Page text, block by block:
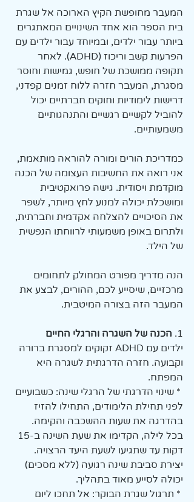
המעבר מחופשת הקיץ הארוכה אל שגרת
בית הספר הוא אחד השינויים המאתגרים
ביותר עבור ילדים, ובמיוחד עבור ילדים עם
הפרעות קשב וריכוז (ADHD). לאחר
תקופה ממושכת של חופש, גמישות וחוסר
מסגרת, המעבר חזרה ללוח זמנים קפדני,
דרישות לימודיות וחוקים חברתיים יכול
להוביל לקשיים רגשיים והתנהגותיים
משמעותיים.
כמדריכת הורים ומורה להוראה מותאמת,
אני רואה את החשיבות העצומה של הכנה
מוקדמת ויסודית. גישה פרואקטיבית
ומושכלת יכולה למנוע לחץ מיותר, לשפר
את הסיכויים להצלחה אקדמית וחברתית,
ולתרום באופן משמעותי לרווחתו הנפשית
של הילד.
הנה מדריך מפורט המחולק לתחומים
מרכזיים, שיסייע לכם, ההורים, לבצע את
המעבר הזה בצורה המיטבית.
1. הכנה של השגרה והרגלי החיים
ילדים עם ADHD זקוקים למסגרת ברורה
וקבועה. חזרה הדרגתית לשגרה היא
המפתח.
* שינוי הדרגתי של הרגלי שינה: כשבועיים
לפני תחילת הלימודים, התחילו להזיז
בהדרגה את שעות ההשכבה והקימה.
דקות עד שתגיעו לשעת היעד הרצויה.
יצירת סביבת שינה רגועה (ללא מסכים)
יכולה לסייע מאוד בתהליך.
* תרגול שגרת הבוקר: אל תחכו ליום